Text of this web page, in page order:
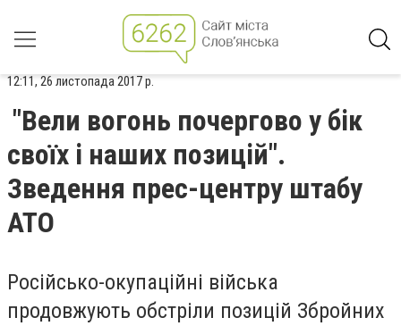
12:11, 26 листопада 2017 р.
"Вели вогонь почергово у бік
своїх і наших позицій".
Зведення прес-центру штабу
АТО
Російсько-окупаційні війська
продовжують обстріли позицій Збройних